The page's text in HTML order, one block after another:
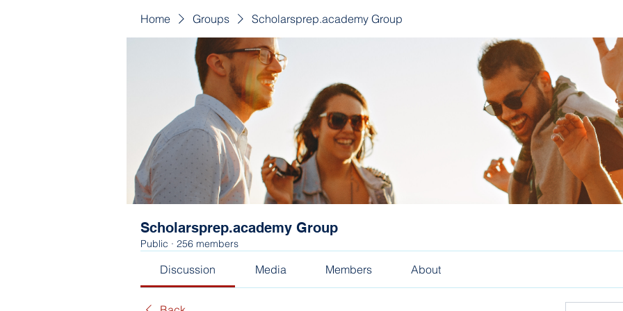
Home Groups Scholarsprep.academy Group
Scholarsprep.academy Group
Public · 256 members
Discussion Media Members About